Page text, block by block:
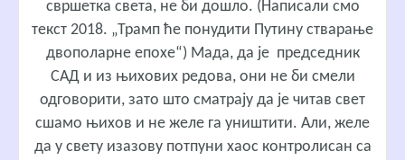
свршетка света, не би дошло. (Написали смо
текст 2018. „Трамп ће понудити Путину стварање
двополарне епохе“) Мада, да је председник
САД и из њихових редова, они не би смели
одговорити, зато што сматрају да је читав свет
сшамо њихов и не желе га уништити. Али, желе
да у свету изазову потпуни хаос контролисан са